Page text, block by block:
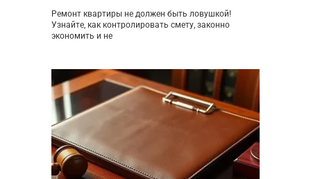
Ремонт квартиры не должен быть ловушкой!
Узнайте, как контролировать смету, законно
экономить и не